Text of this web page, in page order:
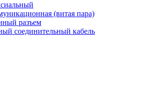
(витая пара)
разъем
соединительный кабель